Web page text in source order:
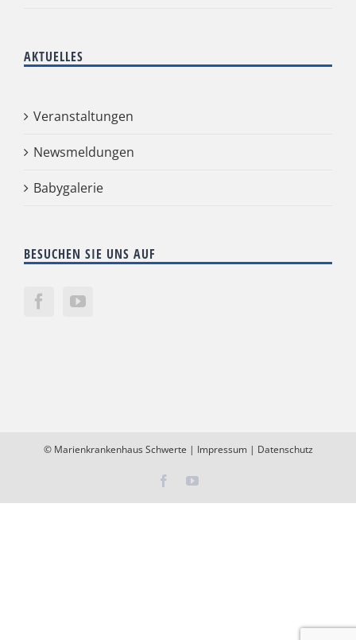
AKTUELLES
Veranstaltungen
Newsmeldungen
Babygalerie
BESUCHEN SIE UNS AUF
© Marienkrankenhaus Schwerte | Impressum| Datenschutz
FacebookYouTube